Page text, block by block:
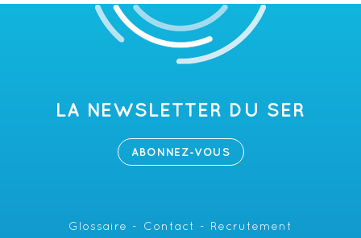
LA NEWSLETTER DU SER
ABONNEZ-VOUS
Glossaire Contact
Recrutement